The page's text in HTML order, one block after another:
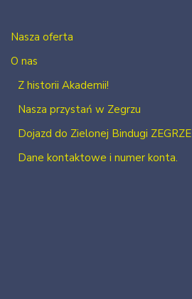
Nasza oferta
O nas
Z historii Akademii!
Nasza przystań w Zegrzu
Dojazd do Zielonej Bindugi ZEGRZE
Dane kontaktowe i numer konta.